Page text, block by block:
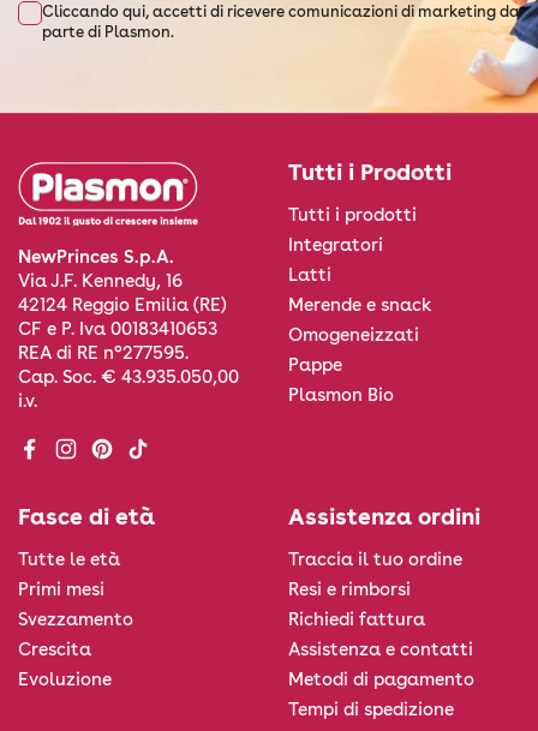
Cliccando qui, accetti di ricevere comunicazioni di marketing da
parte di Plasmon.
NewPrinces S.p.A.
Via J.F. Kennedy, 16
42124 Reggio Emilia (RE)
CF e P. Iva 00183410653
REA di RE n°277595.
Cap. Soc. € 43.935.050,00
i.v.
Facebook
Instagram
Pinterest
TikTok
Tutti i Prodotti
Tutti i prodotti
Integratori
Latti
Merende e snack
Omogeneizzati
Pappe
Plasmon Bio
Fasce di età
Tutte le età
Primi mesi
Svezzamento
Crescita
Evoluzione
Assistenza ordini
Traccia il tuo ordine
Resi e rimborsi
Richiedi fattura
Assistenza e contatti
Metodi di pagamento
Tempi di spedizione